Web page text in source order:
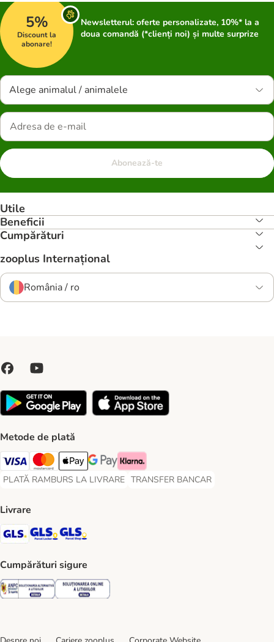
5%
Discount la
abonare!
Newsletterul: oferte personalizate, 10%* la a
doua comandă (*clienți noi) și multe surprize
Alege animalul / animalele
Abonează-te
Utile
Beneficii
Cumpărături
zooplus Internațional
România / ro
Metode de plată
Visa Payment Method
Master Card Payment Method
Apple Pay Payment Method
Google Pay Payment Method
Klarna Payment Method
PLATĂ RAMBURS LA LIVRARE
PLATĂ RAMBURS LA LIVRARE Payment Method
TRANSFER BANCAR
TRANSFER BANCAR Payment
Livrare
GLS Shipping Method
GLS Locker Shipping Method
Cumpărături sigure
Security Security